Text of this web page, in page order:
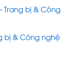
Trang bị & Công
bị & Công nghệ